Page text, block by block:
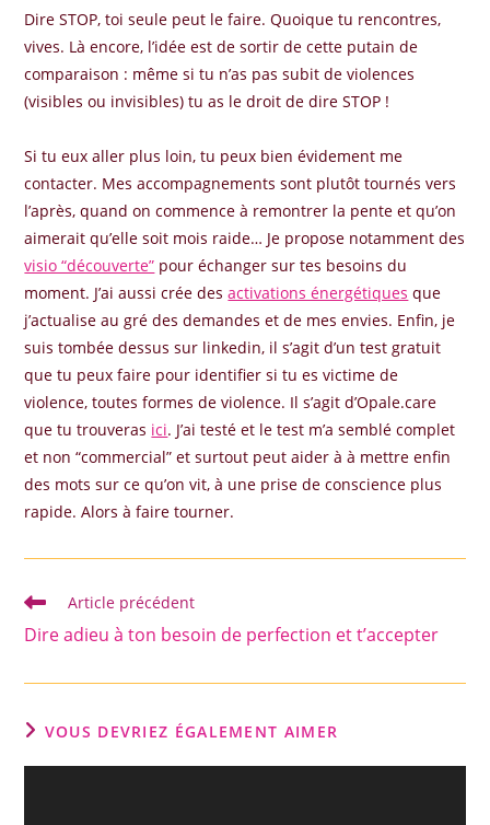
Dire STOP, toi seule peut le faire. Quoique tu rencontres,
vives. Là encore, l’idée est de sortir de cette putain de
comparaison : même si tu n’as pas subit de violences
(visibles ou invisibles) tu as le droit de dire STOP !
Si tu eux aller plus loin, tu peux bien évidement me
contacter. Mes accompagnements sont plutôt tournés vers
l’après, quand on commence à remontrer la pente et qu’on
aimerait qu’elle soit mois raide… Je propose notamment des
visio “découverte” pour échanger sur tes besoins du
moment. J’ai aussi crée desactivations énergétiques que
j’actualise au gré des demandes et de mes envies. Enfin, je
suis tombée dessus sur linkedin, il s’agit d’un test gratuit
que tu peux faire pour identifier si tu es victime de
violence, toutes formes de violence. Il s’agit d’Opale.care
que tu trouveras ici. J’ai testé et le test m’a semblé complet
et non “commercial” et surtout peut aider à à mettre enfin
des mots sur ce qu’on vit, à une prise de conscience plus
rapide. Alors à faire tourner.
Read
articles
Article précédent
Dire adieu à ton besoin de perfection et t’accepter
VOUS DEVRIEZ ÉGALEMENT AIMER